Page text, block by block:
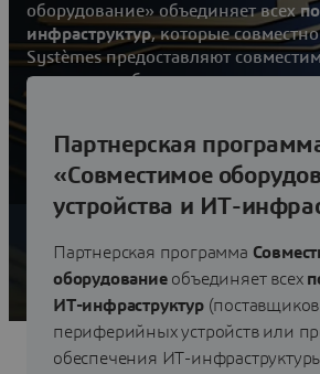
оборудование» объединяет всех
инфраструктур, которые
Systèmes предоставляют
решения и обеспечивают
Стать партнером
Найти партнера
Партнерская
«Совместимое
устройства и ИТ-
Партнерская программа
оборудованиеобъединяет всех
ИТ-инфраструктур(поставщиков
периферийных устройств или
обеспечения ИТ-